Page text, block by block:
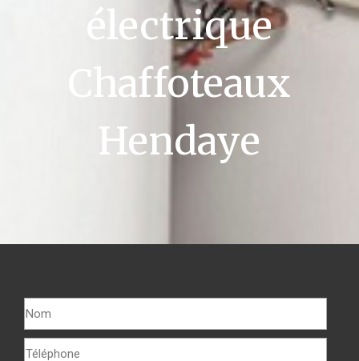
électrique
Chaffoteaux
Hendaye